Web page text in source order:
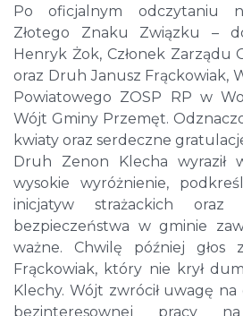
Po oficjalnym odczytaniu
Złotego Znaku Związku –
Henryk Żok, Członek Zarządu
oraz Druh Janusz Frąckowiak,
Powiatowego ZOSP RP w
Wójt Gminy Przemęt.
kwiaty oraz serdeczne
Druh Zenon Klecha wyraził
wysokie wyróżnienie,
inicjatyw strażackich oraz
bezpieczeństwa w gminie
ważne. Chwilę później głos
Frąckowiak, który nie krył
Klechy. Wójt zwrócił uwagę
bezinteresownej pracy